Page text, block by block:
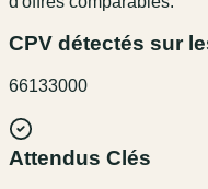
CPV détectés sur
66133000
Attendus Clés